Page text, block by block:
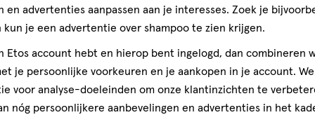
op Recentste
Prijs
75 ML
Aquafresh
Tandpasta 75
en advertenties aanpassen aan je interesses. Zoek je
kun je een advertentie over shampoo te zien krijgen.
Etos account hebt en hierop bent ingelogd, dan combineren
je persoonlijke voorkeuren en je aankopen in je account.
voor analyse-doeleinden om onze klantinzichten te
nóg persoonlijkere aanbevelingen en advertenties in het